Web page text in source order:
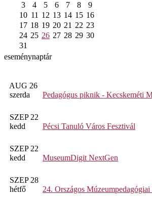
3
4 5 6 7 8
9
10 11 12 13 14 15 16
17 18 19 20 21 22 23
24 25 26 27 28 29 30
31
eseménynaptár
AUG 26
szerda
Pedagógus piknik - Kecskeméti
SZEP 22
kedd
Pécsi Tanuló Város Fesztivál
SZEP 22
kedd
MuseumDigit NextGen
SZEP 28
hétfő
24. Országos